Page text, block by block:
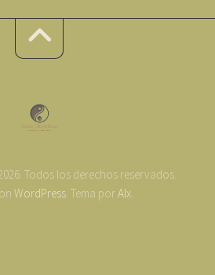
Todos los derechos reservados.
WordPress. Tema porAlx.